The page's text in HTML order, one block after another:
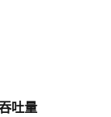
吐量